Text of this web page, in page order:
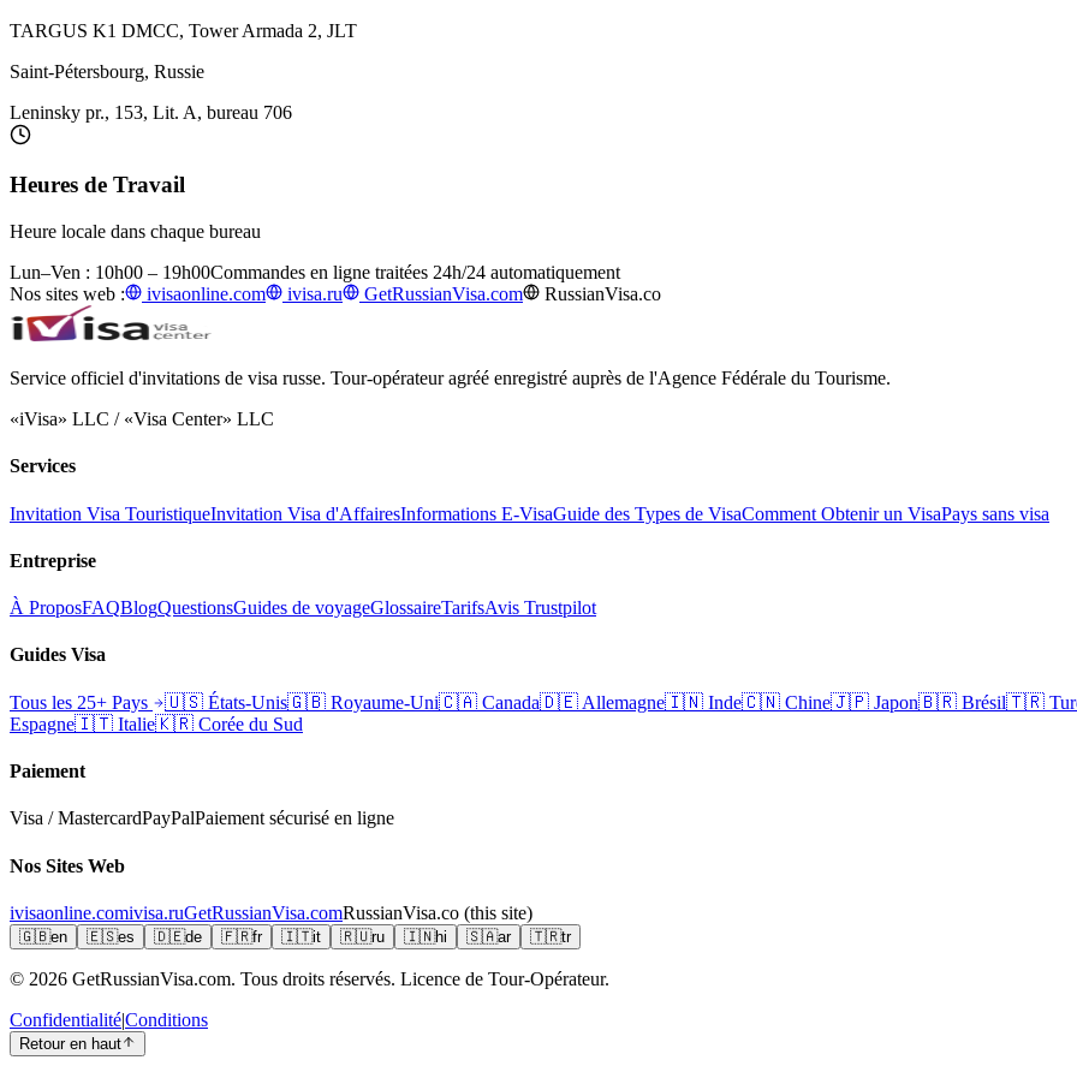
TARGUS K1 DMCC, Tower Armada 2, JLT
Saint-Pétersbourg, Russie
Leninsky pr., 153, Lit. A, bureau 706
Heures de Travail
Heure locale dans chaque bureau
Lun–Ven : 10h00 – 19h00Commandes en ligne traitées 24h/24 automatiquement
Nos sites web :
ivisaonline.com ivisa.ru GetRussianVisa.com RussianVisa.co
Service officiel d'invitations de visa russe. Tour-opérateur agréé enregistré auprès de l'Agence Fédérale du Tourisme.
«iVisa» LLC / «Visa Center» LLC
Services
Invitation Visa TouristiqueInvitation Visa d'AffairesInformations E-VisaGuide des Types de VisaComment Obtenir un VisaPays sans visa
Entreprise
À ProposFAQBlogQuestionsGuides de voyageGlossaireTarifsAvis Trustpilot
Guides Visa
Tous les 25+ Pays 🇺🇸 États-Unis🇬🇧 Royaume-Uni🇨🇦 Canada🇩🇪 Allemagne🇮🇳 Inde🇨🇳 Chine🇯🇵 Japon🇧🇷 Brésil🇹🇷
Espagne🇮🇹 Italie🇰🇷 Corée du Sud
Paiement
Visa / MastercardPayPalPaiement sécurisé en ligne
Nos Sites Web
ivisaonline.comivisa.ruGetRussianVisa.comRussianVisa.co (this site)
🇬🇧en 🇪🇸es 🇩🇪de 🇫🇷fr 🇮🇹it 🇷🇺ru 🇮🇳hi 🇸🇦ar 🇹🇷tr
© 2026 GetRussianVisa.com. Tous droits réservés. Licence de Tour-Opérateur.
Confidentialité|Conditions
Retour en haut